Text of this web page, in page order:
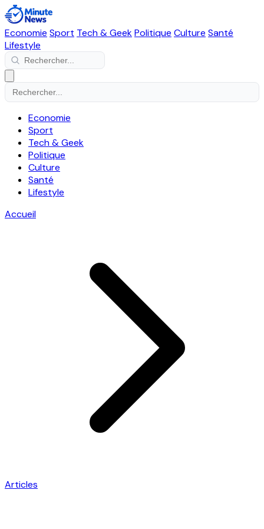
Economie Sport Tech & GeekPolitique Culture Santé
Lifestyle
Economie
Sport
Tech & Geek
Politique
Culture
Santé
Lifestyle
Accueil
Articles